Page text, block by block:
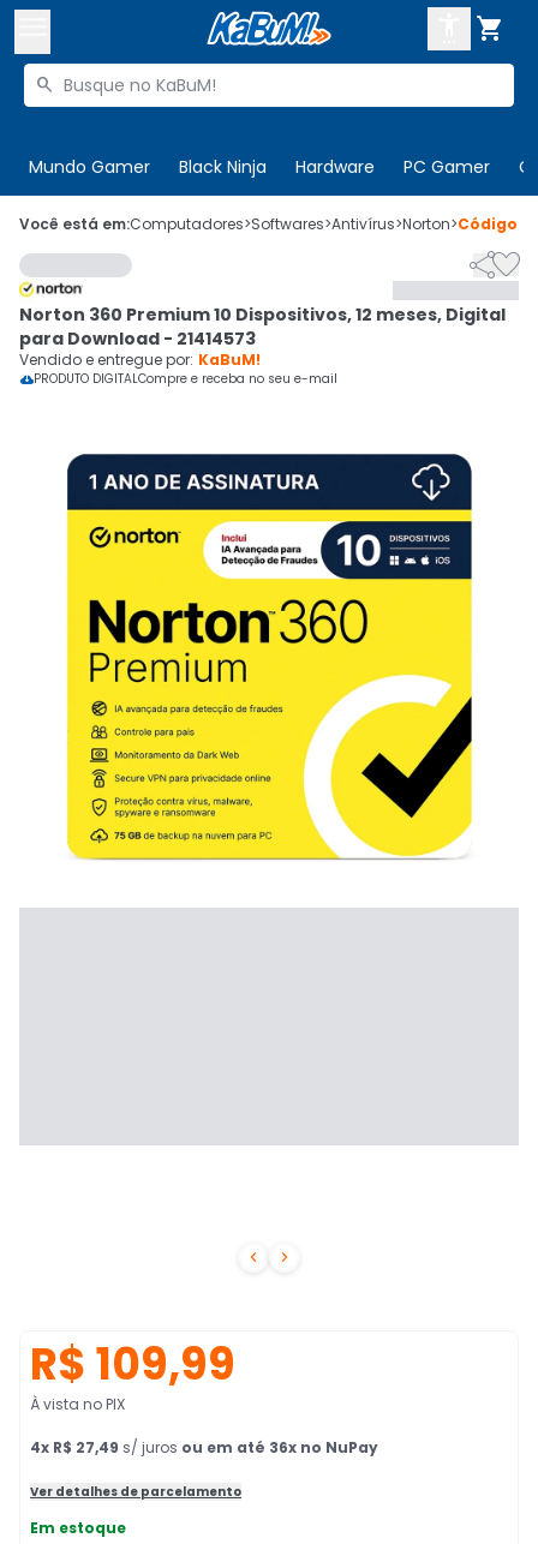

Buscar produtos

Mundo Gamer Black Ninja Hardware PC Gamer
 Olá. Acesse sua conta
 Departamentos
Cupons
Mais Vendidos
CADASTRE-SE
Você está em:Computadores>Softwares>Antivírus>Norton>Código
 

Norton 360 Premium 10 Dispositivos, 12 meses, Digital
para Download - 21414573
Vendido e entregue por: KaBuM!
PRODUTO DIGITALCompre e receba no seu e-mail
R$ 109,99
À vista no PIX
4x R$ 27,49 s/ juros ou em até 36x no NuPay
Ver detalhes de parcelamento
Em estoque